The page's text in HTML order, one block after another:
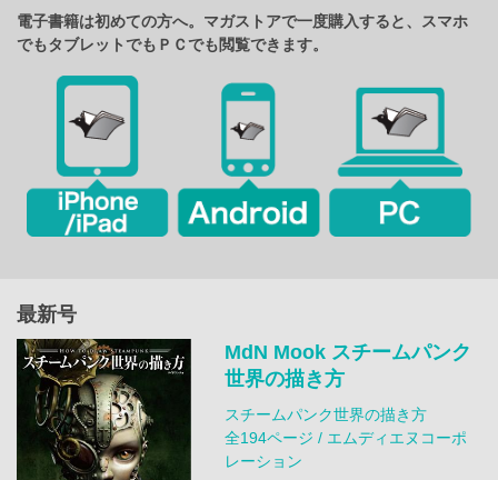
電子書籍は初めての方へ。マガストアで一度購入すると、スマホ
でもタブレットでもＰＣでも閲覧できます。
最新号
MdN Mook スチームパンク
世界の描き方
スチームパンク世界の描き方
全194ページ / エムディエヌコーポ
レーション